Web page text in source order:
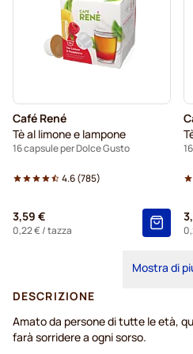
Café René
Tè al limone e lampone
16 capsule per Dolce Gusto
4.6(785)
3,59 €
0,22 €/ tazza
Mostra di
DESCRIZIONE
Amato da persone di tutte le età,
farà sorridere a ogni sorso.